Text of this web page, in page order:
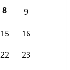
8 9
15 16
22 23